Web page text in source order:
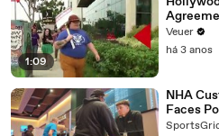
1:09
Day Strike
Veuer
há 3 anos
NHA
Faces